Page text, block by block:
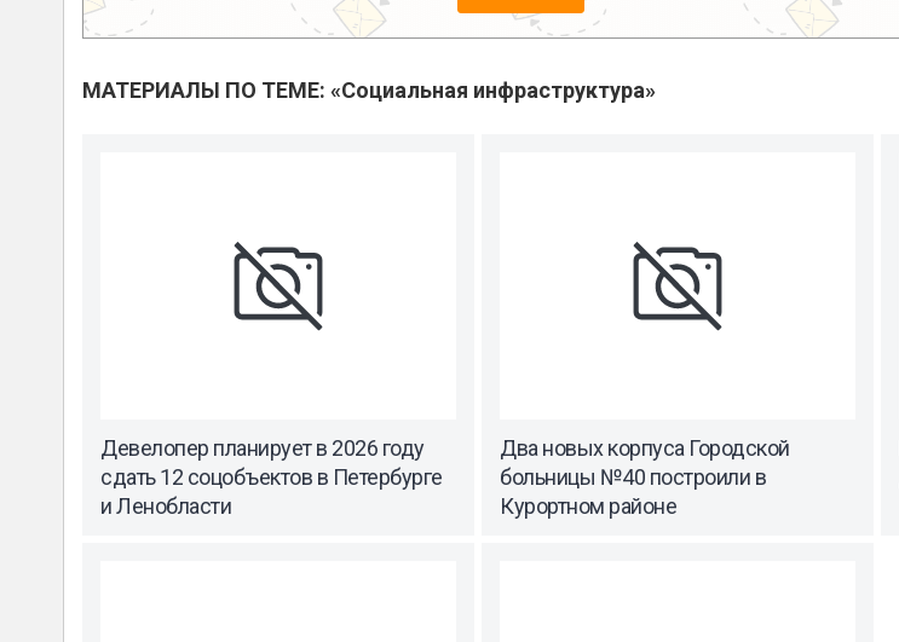
МАТЕРИАЛЫ ПО ТЕМЕ: «Социальная инфраструктура»
Девелопер планирует в 2026 году
сдать 12 соцобъектов в Петербурге
и Ленобласти
Два новых корпуса Городской
больницы №40 построили в
Курортном районе